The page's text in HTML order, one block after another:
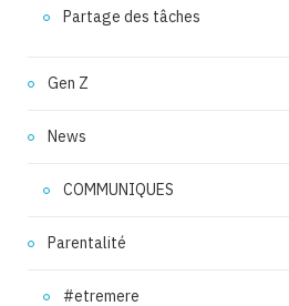
Partage des tâches
Gen Z
News
COMMUNIQUES
Parentalité
#etremere